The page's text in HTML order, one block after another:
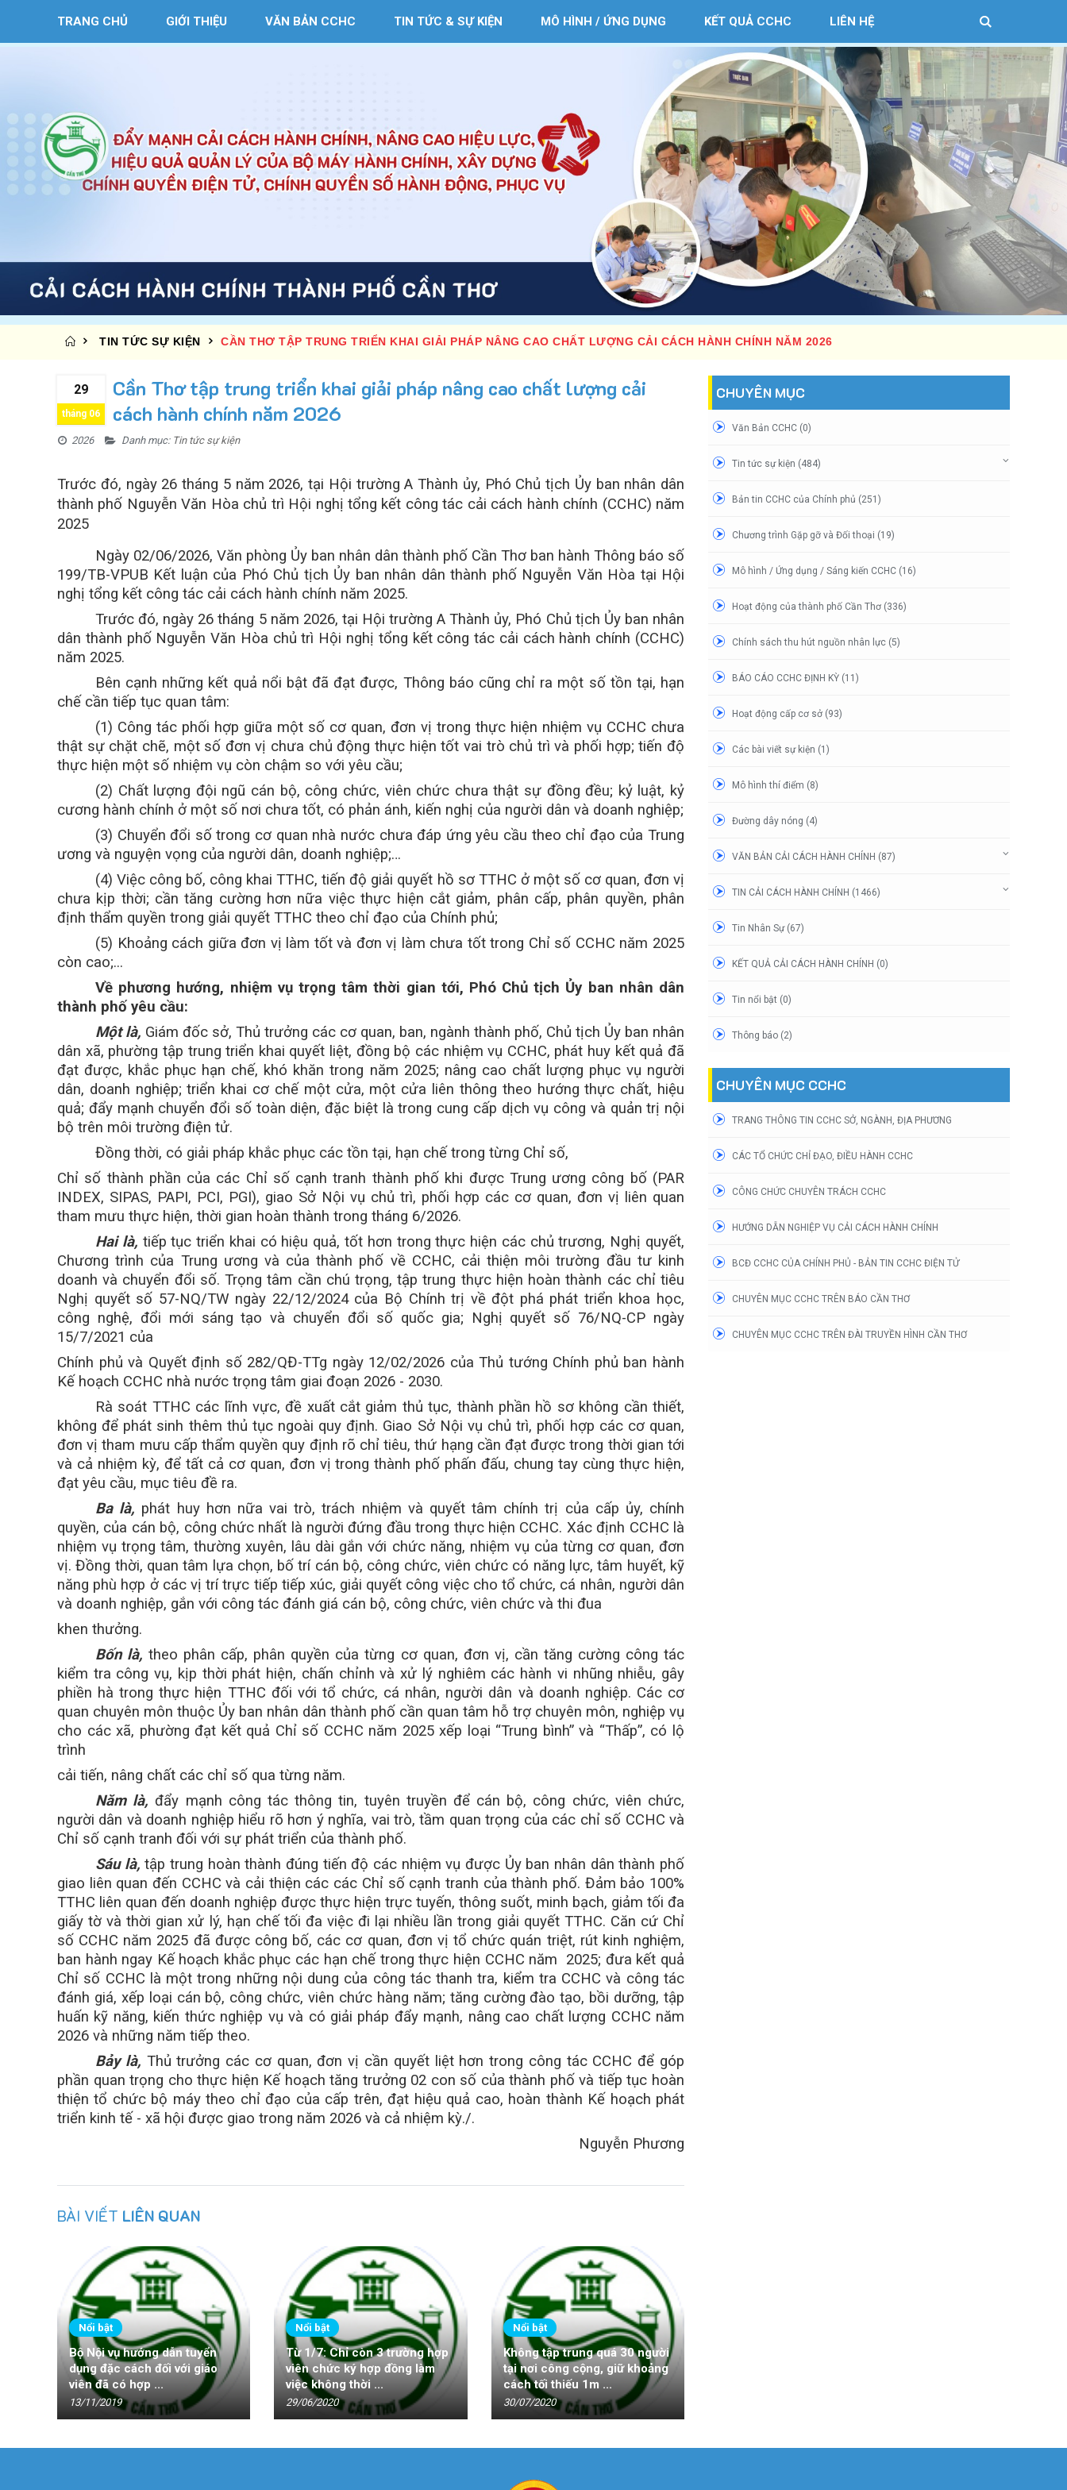
TRANG CHỦ GIỚI THIỆU VĂN BẢN CCHC TIN TỨC & SỰ KIỆN MÔ HÌNH / ỨNG DỤNG KẾT QUẢ CCHC LIÊN HỆ
TIN TỨC SỰ KIỆN CẦN THƠ TẬP TRUNG TRIỂN KHAI GIẢI PHÁP NÂNG CAO CHẤT LƯỢNG CẢI CÁCH HÀNH CHÍNH NĂM 2026
29
tháng 06
Cần Thơ tập trung triển khai giải pháp nâng cao chất lượng cải
cách hành chính năm 2026
2026 Danh mục: Tin tức sự kiện
Trước đó, ngày 26 tháng 5 năm 2026, tại Hội trường A Thành ủy, Phó Chủ tịch Ủy ban nhân dân
thành phố Nguyễn Văn Hòa chủ trì Hội nghị tổng kết công tác cải cách hành chính (CCHC) năm
2025
Ngày 02/06/2026, Văn phòng Ủy ban nhân dân thành phố Cần Thơ ban hành Thông báo số
199/TB-VPUB Kết luận của Phó Chủ tịch Ủy ban nhân dân thành phố Nguyễn Văn Hòa tại Hội
nghị tổng kết công tác cải cách hành chính năm 2025.
Trước đó, ngày 26 tháng 5 năm 2026, tại Hội trường A Thành ủy, Phó Chủ tịch Ủy ban nhân
dân thành phố Nguyễn Văn Hòa chủ trì Hội nghị tổng kết công tác cải cách hành chính (CCHC)
năm 2025.
Bên cạnh những kết quả nổi bật đã đạt được, Thông báo cũng chỉ ra một số tồn tại, hạn
chế cần tiếp tục quan tâm:
(1) Công tác phối hợp giữa một số cơ quan, đơn vị trong thực hiện nhiệm vụ CCHC chưa
thật sự chặt chẽ, một số đơn vị chưa chủ động thực hiện tốt vai trò chủ trì và phối hợp; tiến độ
thực hiện một số nhiệm vụ còn chậm so với yêu cầu;
(2) Chất lượng đội ngũ cán bộ, công chức, viên chức chưa thật sự đồng đều; kỷ luật, kỷ
cương hành chính ở một số nơi chưa tốt, có phản ánh, kiến nghị của người dân và doanh nghiệp;
(3) Chuyển đổi số trong cơ quan nhà nước chưa đáp ứng yêu cầu theo chỉ đạo của Trung
ương và nguyện vọng của người dân, doanh nghiệp;…
(4) Việc công bố, công khai TTHC, tiến độ giải quyết hồ sơ TTHC ở một số cơ quan, đơn vị
chưa kịp thời; cần tăng cường hơn nữa việc thực hiện cắt giảm, phân cấp, phân quyền, phân
định thẩm quyền trong giải quyết TTHC theo chỉ đạo của Chính phủ;
(5) Khoảng cách giữa đơn vị làm tốt và đơn vị làm chưa tốt trong Chỉ số CCHC năm 2025
còn cao;...
Về phương hướng, nhiệm vụ trọng tâm thời gian tới, Phó Chủ tịch Ủy ban nhân dân
thành phố yêu cầu:
Một là, Giám đốc sở, Thủ trưởng các cơ quan, ban, ngành thành phố, Chủ tịch Ủy ban nhân
dân xã, phường tập trung triển khai quyết liệt, đồng bộ các nhiệm vụ CCHC, phát huy kết quả đã
đạt được, khắc phục hạn chế, khó khăn trong năm 2025; nâng cao chất lượng phục vụ người
dân, doanh nghiệp; triển khai cơ chế một cửa, một cửa liên thông theo hướng thực chất, hiệu
quả; đẩy mạnh chuyển đổi số toàn diện, đặc biệt là trong cung cấp dịch vụ công và quản trị nội
bộ trên môi trường điện tử.
Đồng thời, có giải pháp khắc phục các tồn tại, hạn chế trong từng Chỉ số,
Chỉ số thành phần của các Chỉ số cạnh tranh thành phố khi được Trung ương công bố (PAR
INDEX, SIPAS, PAPI, PCI, PGI), giao Sở Nội vụ chủ trì, phối hợp các cơ quan, đơn vị liên quan
tham mưu thực hiện, thời gian hoàn thành trong tháng 6/2026.
Hai là, tiếp tục triển khai có hiệu quả, tốt hơn trong thực hiện các chủ trương, Nghị quyết,
Chương trình của Trung ương và của thành phố về CCHC, cải thiện môi trường đầu tư kinh
doanh và chuyển đổi số. Trọng tâm cần chú trọng, tập trung thực hiện hoàn thành các chỉ tiêu
Nghị quyết số 57-NQ/TW ngày 22/12/2024 của Bộ Chính trị về đột phá phát triển khoa học,
công nghệ, đổi mới sáng tạo và chuyển đổi số quốc gia; Nghị quyết số 76/NQ-CP ngày
15/7/2021 của
Chính phủ và Quyết định số 282/QĐ-TTg ngày 12/02/2026 của Thủ tướng Chính phủ ban hành
Kế hoạch CCHC nhà nước trọng tâm giai đoạn 2026 - 2030.
Rà soát TTHC các lĩnh vực, đề xuất cắt giảm thủ tục, thành phần hồ sơ không cần thiết,
không để phát sinh thêm thủ tục ngoài quy định. Giao Sở Nội vụ chủ trì, phối hợp các cơ quan,
đơn vị tham mưu cấp thẩm quyền quy định rõ chỉ tiêu, thứ hạng cần đạt được trong thời gian tới
và cả nhiệm kỳ, để tất cả cơ quan, đơn vị trong thành phố phấn đấu, chung tay cùng thực hiện,
đạt yêu cầu, mục tiêu đề ra.
Ba là, phát huy hơn nữa vai trò, trách nhiệm và quyết tâm chính trị của cấp ủy, chính
quyền, của cán bộ, công chức nhất là người đứng đầu trong thực hiện CCHC. Xác định CCHC là
nhiệm vụ trọng tâm, thường xuyên, lâu dài gắn với chức năng, nhiệm vụ của từng cơ quan, đơn
vị. Đồng thời, quan tâm lựa chọn, bố trí cán bộ, công chức, viên chức có năng lực, tâm huyết, kỹ
năng phù hợp ở các vị trí trực tiếp tiếp xúc, giải quyết công việc cho tổ chức, cá nhân, người dân
và doanh nghiệp, gắn với công tác đánh giá cán bộ, công chức, viên chức và thi đua
khen thưởng.
Bốn là, theo phân cấp, phân quyền của từng cơ quan, đơn vị, cần tăng cường công tác
kiểm tra công vụ, kịp thời phát hiện, chấn chỉnh và xử lý nghiêm các hành vi nhũng nhiễu, gây
phiền hà trong thực hiện TTHC đối với tổ chức, cá nhân, người dân và doanh nghiệp. Các cơ
quan chuyên môn thuộc Ủy ban nhân dân thành phố cần quan tâm hỗ trợ chuyên môn, nghiệp vụ
cho các xã, phường đạt kết quả Chỉ số CCHC năm 2025 xếp loại “Trung bình” và “Thấp”, có lộ
trình
cải tiến, nâng chất các chỉ số qua từng năm.
Năm là, đẩy mạnh công tác thông tin, tuyên truyền để cán bộ, công chức, viên chức,
người dân và doanh nghiệp hiểu rõ hơn ý nghĩa, vai trò, tầm quan trọng của các chỉ số CCHC và
Chỉ số cạnh tranh đối với sự phát triển của thành phố.
Sáu là, tập trung hoàn thành đúng tiến độ các nhiệm vụ được Ủy ban nhân dân thành phố
giao liên quan đến CCHC và cải thiện các các Chỉ số cạnh tranh của thành phố. Đảm bảo 100%
TTHC liên quan đến doanh nghiệp được thực hiện trực tuyến, thông suốt, minh bạch, giảm tối đa
giấy tờ và thời gian xử lý, hạn chế tối đa việc đi lại nhiều lần trong giải quyết TTHC. Căn cứ Chỉ
số CCHC năm 2025 đã được công bố, các cơ quan, đơn vị tổ chức quán triệt, rút kinh nghiệm,
ban hành ngay Kế hoạch khắc phục các hạn chế trong thực hiện CCHC năm 2025; đưa kết quả
Chỉ số CCHC là một trong những nội dung của công tác thanh tra, kiểm tra CCHC và công tác
đánh giá, xếp loại cán bộ, công chức, viên chức hàng năm; tăng cường đào tạo, bồi dưỡng, tập
huấn kỹ năng, kiến thức nghiệp vụ và có giải pháp đẩy mạnh, nâng cao chất lượng CCHC năm
2026 và những năm tiếp theo.
Bảy là, Thủ trưởng các cơ quan, đơn vị cần quyết liệt hơn trong công tác CCHC để góp
phần quan trọng cho thực hiện Kế hoạch tăng trưởng 02 con số của thành phố và tiếp tục hoàn
thiện tổ chức bộ máy theo chỉ đạo của cấp trên, đạt hiệu quả cao, hoàn thành Kế hoạch phát
triển kinh tế - xã hội được giao trong năm 2026 và cả nhiệm kỳ./.
Nguyễn Phương
BÀI VIẾT LIÊN QUAN
Nổi bật
Bộ Nội vụ hướng dẫn tuyển
dụng đặc cách đối với giáo
viên đã có hợp ...
13/11/2019
Nổi bật
Từ 1/7: Chỉ còn 3 trường hợp
viên chức ký hợp đồng làm
việc không thời ...
29/06/2020
Nổi bật
Không tập trung quá 30 người
tại nơi công cộng, giữ khoảng
cách tối thiếu 1m ...
30/07/2020
CHUYÊN MỤC
Văn Bản CCHC (0)
Tin tức sự kiện (484)
Bản tin CCHC của Chính phủ (251)
Chương trình Gặp gỡ và Đối thoại (19)
Mô hình / Ứng dụng / Sáng kiến CCHC (16)
Hoạt động của thành phố Cần Thơ (336)
Chính sách thu hút nguồn nhân lực (5)
BÁO CÁO CCHC ĐỊNH KỲ (11)
Hoạt động cấp cơ sở (93)
Các bài viết sự kiện (1)
Mô hình thí điểm (8)
Đường dây nóng (4)
VĂN BẢN CẢI CÁCH HÀNH CHÍNH (87)
TIN CẢI CÁCH HÀNH CHÍNH (1466)
Tin Nhân Sự (67)
KẾT QUẢ CẢI CÁCH HÀNH CHÍNH (0)
Tin nổi bật (0)
Thông báo (2)
CHUYÊN MỤC CCHC
TRANG THÔNG TIN CCHC SỞ, NGÀNH, ĐỊA PHƯƠNG
CÁC TỔ CHỨC CHỈ ĐẠO, ĐIỀU HÀNH CCHC
CÔNG CHỨC CHUYÊN TRÁCH CCHC
HƯỚNG DẪN NGHIỆP VỤ CẢI CÁCH HÀNH CHÍNH
BCĐ CCHC CỦA CHÍNH PHỦ - BẢN TIN CCHC ĐIỆN TỬ
CHUYÊN MỤC CCHC TRÊN BÁO CẦN THƠ
CHUYÊN MỤC CCHC TRÊN ĐÀI TRUYỀN HÌNH CẦN THƠ